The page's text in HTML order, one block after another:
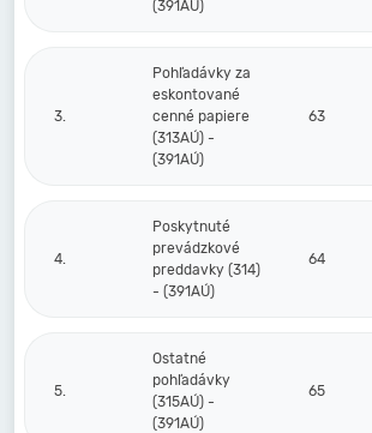
(391AÚ)
3.
Pohľadávky za
eskontované
cenné papiere
(313AÚ) -
(391AÚ)
63
4.
Poskytnuté
prevádzkové
preddavky (314)
- (391AÚ)
64
5.
Ostatné
pohľadávky
(315AÚ) -
(391AÚ)
65